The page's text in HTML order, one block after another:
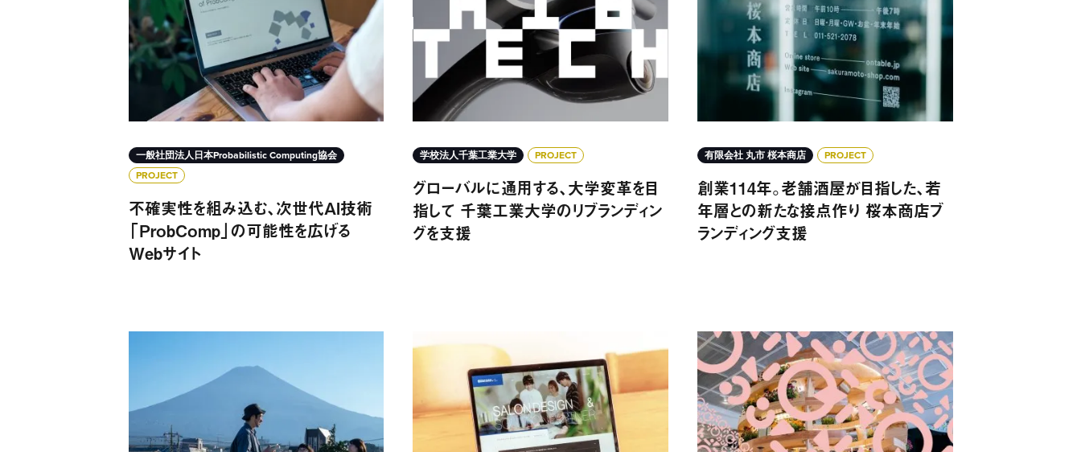
一般社団法人日本Probabilistic Computing協会
PROJECT
不確実性を組み込む、次世代AI技術
「ProbComp」の可能性を広げる
Webサイト
学校法人千葉工業大学 PROJECT
グローバルに通用する、大学変革を目
指して 千葉工業大学のリブランディン
グを支援
有限会社 丸市 桜本商店 PROJECT
創業114年。老舗酒屋が目指した、若
年層との新たな接点作り 桜本商店ブ
ランディング支援
ワーケーションを契機に地域と都市の交流を創出 富士吉田市「SHIGOTABI」プログラム開発
事業戦略からデジタル施策を展開するための基盤を整備 事業サイトリニューアルサーキュラーデザイン実践者の世界的なコミュニティを創出 循